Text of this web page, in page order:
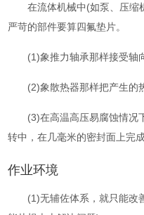
在流体机械中(如泵、压缩
严苛的部件要算四氟垫片。
(1)象推力轴承那样接受轴
(2)象散热器那样把产生的
(3)在高温高压易腐蚀情况
转中，在几毫米的密封面上完
作业环境
(1)无辅佐体系，就只能改